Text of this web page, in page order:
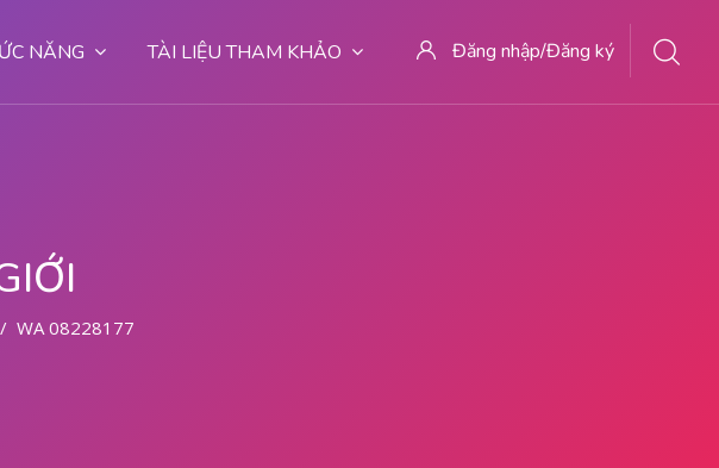
NĂNG TÀI LIỆU THAM KHẢO Đăng nhập/Đăng ký
WA 082281779727 TEMPAT KURET DI MALANG